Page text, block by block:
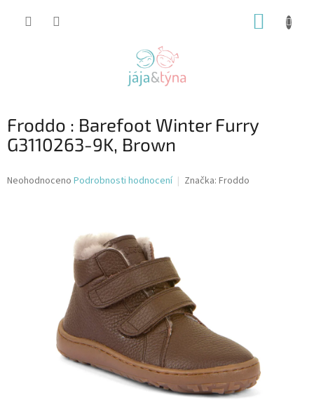
Froddo : Barefoot Winter Furry
G3110263-9K, Brown
Průměrné
Neohodnoceno Podrobnosti hodnocení Značka: Froddo